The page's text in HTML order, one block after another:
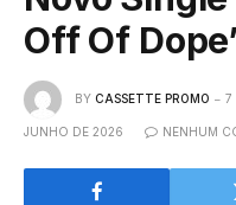
Off Of
BY CASSETTE PROMO 7
JUNHO DE 2026 NENHUM